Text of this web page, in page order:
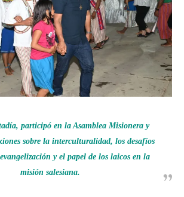
participó en la Asamblea Misionera y
sobre la interculturalidad, los desafíos
y el papel de los laicos en la
misión salesiana.